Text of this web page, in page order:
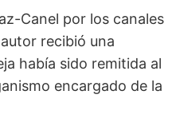
Canel por los canales
recibió una
había sido remitida al
encargado de la